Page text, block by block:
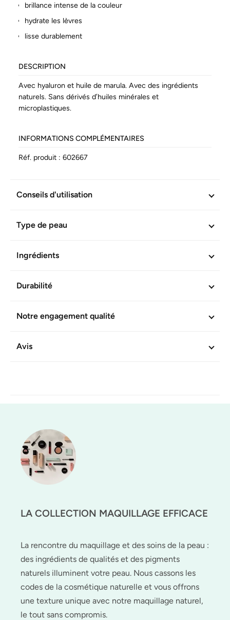
brillance intense de la couleur
hydrate les lèvres
lisse durablement
DESCRIPTION
Avec hyaluron et huile de marula. Avec des ingrédients
naturels. Sans dérivés d’huiles minérales et
microplastiques.
INFORMATIONS COMPLÉMENTAIRES
Réf. produit : 602667
Conseils d'utilisation
Type de peau
Ingrédients
Durabilité
Notre engagement qualité
Avis
LA COLLECTION MAQUILLAGE EFFICACE
La rencontre du maquillage et des soins de la peau :
des ingrédients de qualités et des pigments
naturels illuminent votre peau. Nous cassons les
codes de la cosmétique naturelle et vous offrons
une texture unique avec notre maquillage naturel,
le tout sans compromis.